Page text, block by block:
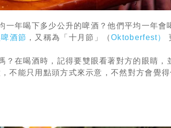
年喝下多少公升的啤酒？他們平均一年會
酒節 ，又稱為「十月節」（Oktoberfest）
？在喝酒時，記得要雙眼看著對方的眼睛，
不能只用點頭方式來示意，不然對方會覺